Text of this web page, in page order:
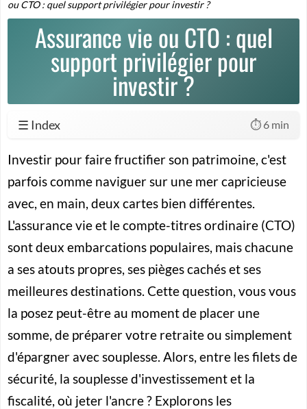
ou CTO : quel support privilégier pour investir ?
Assurance vie ou CTO : quel
support privilégier pour
investir ?
☰ Index ⏱️ 6 min
Investir pour faire fructifier son patrimoine, c'est
parfois comme naviguer sur une mer capricieuse
avec, en main, deux cartes bien différentes.
L'assurance vie et le compte-titres ordinaire (CTO)
sont deux embarcations populaires, mais chacune
a ses atouts propres, ses pièges cachés et ses
meilleures destinations. Cette question, vous vous
la posez peut-être au moment de placer une
somme, de préparer votre retraite ou simplement
d'épargner avec souplesse. Alors, entre les filets de
sécurité, la souplesse d'investissement et la
fiscalité, où jeter l'ancre ? Explorons les